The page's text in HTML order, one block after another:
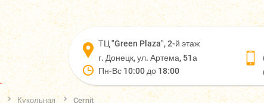
ТЦ "Green Plaza", 2-й этаж
г. Донецк, ул. Артема, 51а
Пн-Вс 10:00 до 18:00
Кукольная Cernit